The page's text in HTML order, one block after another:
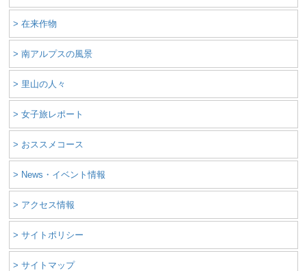
> 在来作物
> 南アルプスの風景
> 里山の人々
> 女子旅レポート
> おススメコース
> News・イベント情報
> アクセス情報
> サイトポリシー
> サイトマップ